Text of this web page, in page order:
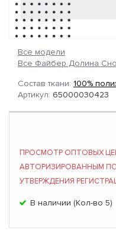
Все модели
Все Файбер Долина
Состав ткани: 100%
Артикул: 65000030423
ПРОСМОТР ОПТОВЫХ
АВТОРИЗИРОВАННЫМ
УТВЕРЖДЕНИЯ
В наличии (Кол-во 5)